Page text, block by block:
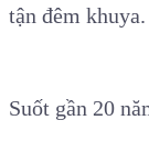
tận đêm khuya.
Suốt gần 20